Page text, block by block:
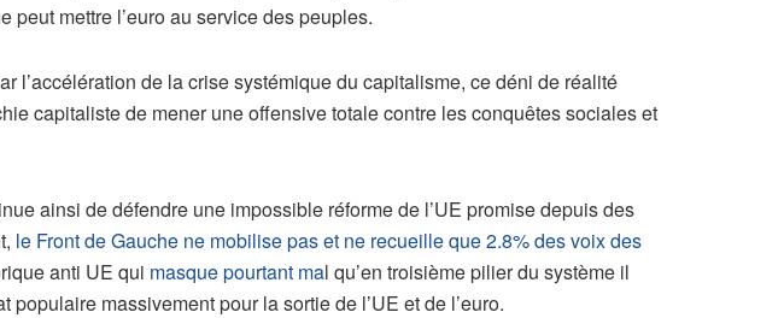
peut mettre l’euro au service des peuples.
l’accélération de la crise systémique du capitalisme, ce déni de réalité
capitaliste de mener une offensive totale contre les conquêtes sociales et
ainsi de défendre une impossible réforme de l’UE promise depuis des
le Front de Gauche ne mobilise pas et ne recueille que 2.8% des voix des
anti UE qui masque pourtant mal qu’en troisième pilier du système il
populaire massivement pour la sortie de l’UE et de l’euro.